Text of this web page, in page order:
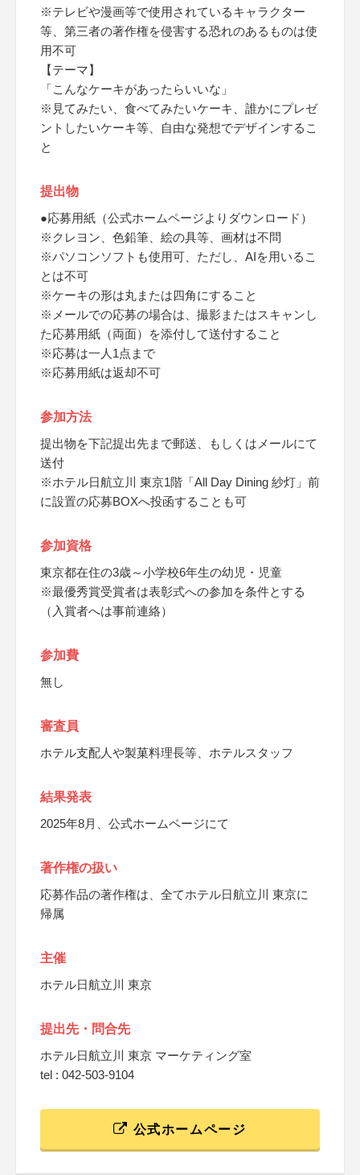
※テレビや漫画等で使用されているキャラクター
等、第三者の著作権を侵害する恐れのあるものは使
用不可
【テーマ】
「こんなケーキがあったらいいな」
※見てみたい、食べてみたいケーキ、誰かにプレゼ
ントしたいケーキ等、自由な発想でデザインするこ
と
提出物
●応募用紙（公式ホームページよりダウンロード）
※クレヨン、色鉛筆、絵の具等、画材は不問
※パソコンソフトも使用可、ただし、AIを用いるこ
とは不可
※ケーキの形は丸または四角にすること
※メールでの応募の場合は、撮影またはスキャンし
た応募用紙（両面）を添付して送付すること
※応募は一人1点まで
※応募用紙は返却不可
参加方法
提出物を下記提出先まで郵送、もしくはメールにて
送付
※ホテル日航立川 東京1階「All Day Dining 紗灯」前
に設置の応募BOXへ投函することも可
参加資格
東京都在住の3歳～小学校6年生の幼児・児童
※最優秀賞受賞者は表彰式への参加を条件とする
（入賞者へは事前連絡）
参加費
無し
審査員
ホテル支配人や製菓料理長等、ホテルスタッフ
結果発表
2025年8月、公式ホームページにて
著作権の扱い
応募作品の著作権は、全てホテル日航立川 東京に
帰属
主催
ホテル日航立川 東京
提出先・問合先
ホテル日航立川 東京 マーケティング室
tel : 042-503-9104
公式ホームページ